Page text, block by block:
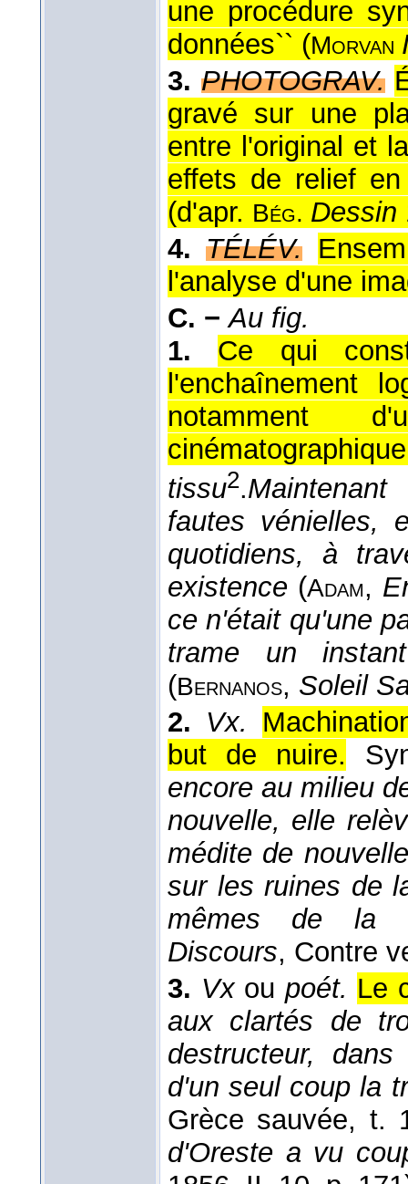
une procédure
données`` (Morvan
3. PHOTOGRAV.
gravé sur une
entre l'original et
effets de relief
(d'apr. Bég. Dessin
4. TÉLÉV.
l'analyse d'une
C. − Au fig.
1.
Ce qui
l'enchaînement
notamment
tissu2.
fautes vénielles,
quotidiens, à
existence (Adam,
ce n'était qu'une
trame un
(Bernanos, Soleil
2. Vx.
but de nuire.
encore au milieu
nouvelle, elle
médite de
sur les ruines de
mêmes de la
Discours, Contre
3. Vxou poét. Le
aux clartés de
destructeur,
d'un seul coup la
Grèce sauvée, t.
d'Oreste a vu